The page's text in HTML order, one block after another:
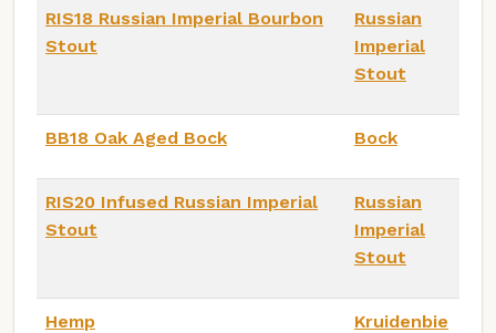
RIS18 Russian Imperial Bourbon
Stout
Russian
Imperial
Stout
BB18 Oak Aged Bock Bock
RIS20 Infused Russian Imperial
Stout
Russian
Imperial
Stout
Hemp
Kruidenbie